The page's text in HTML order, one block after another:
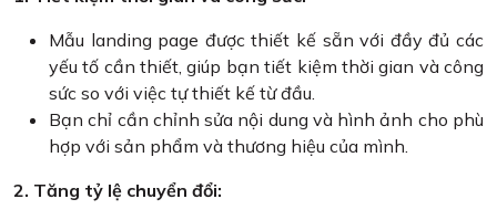
Mẫu landing page được thiết kế sẵn với đầy đủ các
yếu tố cần thiết, giúp bạn tiết kiệm thời gian và công
sức so với việc tự thiết kế từ đầu.
Bạn chỉ cần chỉnh sửa nội dung và hình ảnh cho phù
hợp với sản phẩm và thương hiệu của mình.
2. Tăng tỷ lệ chuyển đổi: